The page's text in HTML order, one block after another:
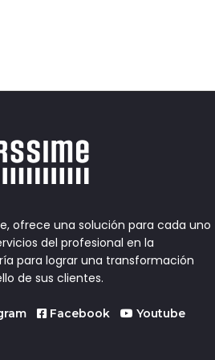
ofrece una solución para cada uno
del profesional en la
para lograr una transformación
de sus clientes.
Facebook Youtube